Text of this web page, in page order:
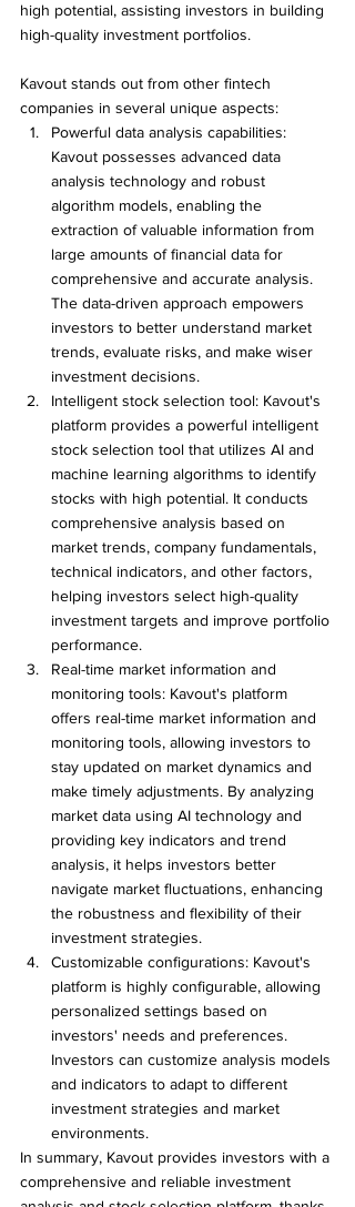
high potential, assisting investors in building
high-quality investment portfolios.
Kavout stands out from other fintech
companies in several unique aspects:
Powerful data analysis capabilities:
Kavout possesses advanced data
analysis technology and robust
algorithm models, enabling the
extraction of valuable information from
large amounts of financial data for
comprehensive and accurate analysis.
The data-driven approach empowers
investors to better understand market
trends, evaluate risks, and make wiser
investment decisions.
Intelligent stock selection tool: Kavout's
platform provides a powerful intelligent
stock selection tool that utilizes AI and
machine learning algorithms to identify
stocks with high potential. It conducts
comprehensive analysis based on
market trends, company fundamentals,
technical indicators, and other factors,
helping investors select high-quality
investment targets and improve portfolio
performance.
Real-time market information and
monitoring tools: Kavout's platform
offers real-time market information and
monitoring tools, allowing investors to
stay updated on market dynamics and
make timely adjustments. By analyzing
market data using AI technology and
providing key indicators and trend
analysis, it helps investors better
navigate market fluctuations, enhancing
the robustness and flexibility of their
investment strategies.
Customizable configurations: Kavout's
platform is highly configurable, allowing
personalized settings based on
investors' needs and preferences.
Investors can customize analysis models
and indicators to adapt to different
investment strategies and market
environments.
In summary, Kavout provides investors with a
comprehensive and reliable investment